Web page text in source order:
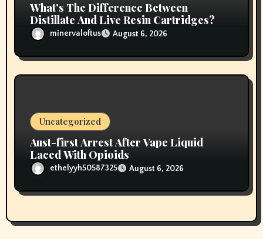
What’s The Difference Between
Distillate And Live Resin Cartridges?
minervaloftus August 6, 2026
Uncategorized
Aust-first Arrest After Vape Liquid
Laced With Opioids
ethelyyh50587325 August 6, 2026